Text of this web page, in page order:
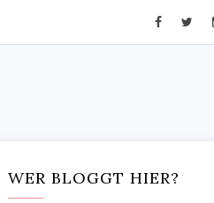
WER BLOGGT HIER?